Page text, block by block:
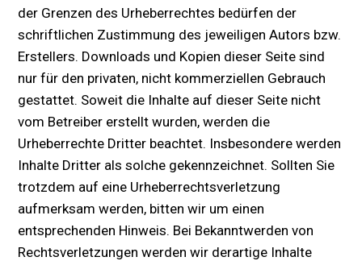
der Grenzen des Urheberrechtes bedürfen der
schriftlichen Zustimmung des jeweiligen Autors bzw.
Erstellers. Downloads und Kopien dieser Seite sind
nur für den privaten, nicht kommerziellen Gebrauch
gestattet. Soweit die Inhalte auf dieser Seite nicht
vom Betreiber erstellt wurden, werden die
Urheberrechte Dritter beachtet. Insbesondere werden
Inhalte Dritter als solche gekennzeichnet. Sollten Sie
trotzdem auf eine Urheberrechtsverletzung
aufmerksam werden, bitten wir um einen
entsprechenden Hinweis. Bei Bekanntwerden von
Rechtsverletzungen werden wir derartige Inhalte